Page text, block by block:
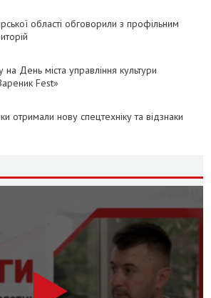
області обговорили з профільним
День міста управління культури
Fest»
отримали нову спецтехніку та відзнаки